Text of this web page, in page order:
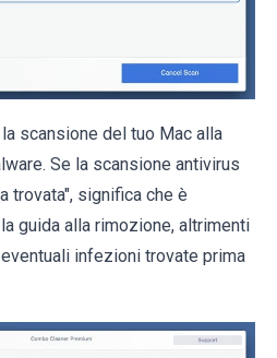
scansione del tuo Mac alla
Se la scansione antivirus
trovata", significa che è
guida alla rimozione, altrimenti
infezioni trovate prima